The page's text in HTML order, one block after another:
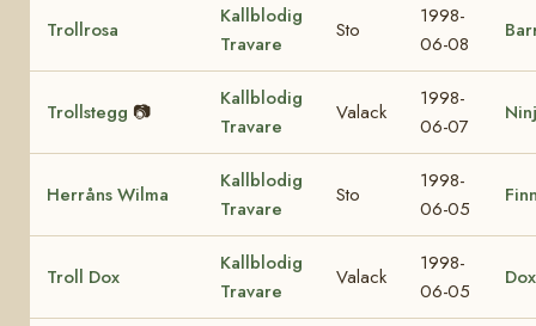
Trollrosa
Kallblodig
Travare
Sto
1998-
06-08
Trollstegg 📷
Kallblodig
Travare
Valack
1998-
06-07
Herråns Wilma
Kallblodig
Travare
Sto
1998-
06-05
Troll Dox
Kallblodig
Travare
Valack
1998-
06-05